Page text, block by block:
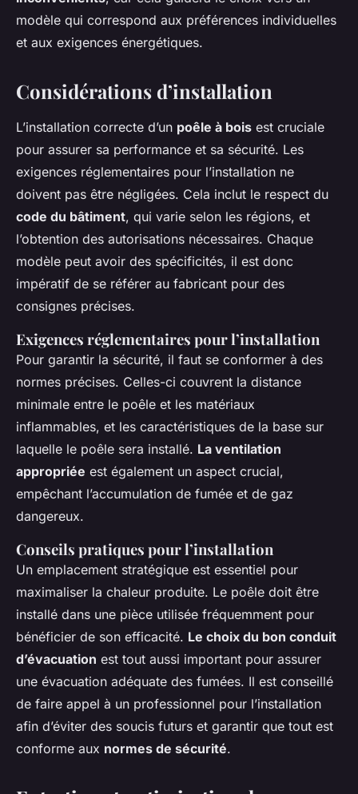
modèle qui correspond aux préférences individuelles
et aux exigences énergétiques.
Considérations d’installation
L’installation correcte d’un poêle à bois est cruciale
pour assurer sa performance et sa sécurité. Les
exigences réglementaires pour l’installation ne
doivent pas être négligées. Cela inclut le respect du
code du bâtiment, qui varie selon les régions, et
l’obtention des autorisations nécessaires. Chaque
modèle peut avoir des spécificités, il est donc
impératif de se référer au fabricant pour des
consignes précises.
Exigences réglementaires pour l’installation
Pour garantir la sécurité, il faut se conformer à des
normes précises. Celles-ci couvrent la distance
minimale entre le poêle et les matériaux
inflammables, et les caractéristiques de la base sur
laquelle le poêle sera installé. La ventilation
appropriée est également un aspect crucial,
empêchant l’accumulation de fumée et de gaz
dangereux.
Conseils pratiques pour l’installation
Un emplacement stratégique est essentiel pour
maximaliser la chaleur produite. Le poêle doit être
installé dans une pièce utilisée fréquemment pour
bénéficier de son efficacité. Le choix du bon conduit
d’évacuation est tout aussi important pour assurer
une évacuation adéquate des fumées. Il est conseillé
de faire appel à un professionnel pour l’installation
afin d’éviter des soucis futurs et garantir que tout est
conforme aux normes de sécurité.